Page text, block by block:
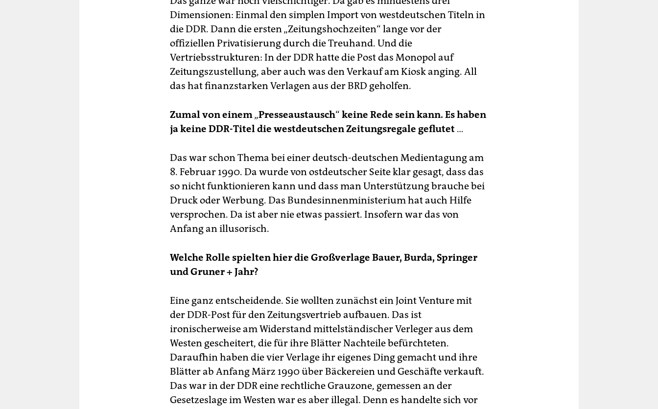
Dimensionen: Einmal den simplen Import von westdeutschen Titeln in
die DDR. Dann die ersten „Zeitungshochzeiten“ lange vor der
offiziellen Privatisierung durch die Treuhand. Und die
Vertriebsstrukturen: In der DDR hatte die Post das Monopol auf
Zeitungszustellung, aber auch was den Verkauf am Kiosk anging. All
das hat finanzstarken Verlagen aus der BRD geholfen.
Zumal von einem „Presseaustausch“ keine Rede sein kann. Es haben
ja keine DDR-Titel die westdeutschen Zeitungsregale geflutet …
Das war schon Thema bei einer deutsch-deutschen Medientagung am
8. Februar 1990. Da wurde von ostdeutscher Seite klar gesagt, dass das
so nicht funktionieren kann und dass man Unterstützung brauche bei
Druck oder Werbung. Das Bundesinnenministerium hat auch Hilfe
versprochen. Da ist aber nie etwas passiert. Insofern war das von
Anfang an illusorisch.
Welche Rolle spielten hier die Großverlage Bauer, Burda, Springer
und Gruner + Jahr?
Eine ganz entscheidende. Sie wollten zunächst ein Joint Venture mit
der DDR-Post für den Zeitungsvertrieb aufbauen. Das ist
ironischerweise am Widerstand mittelständischer Verleger aus dem
Westen gescheitert, die für ihre Blätter Nachteile befürchteten.
Daraufhin haben die vier Verlage ihr eigenes Ding gemacht und ihre
Blätter ab Anfang März 1990 über Bäckereien und Geschäfte verkauft.
Das war in der DDR eine rechtliche Grauzone, gemessen an der
Gesetzeslage im Westen war es aber illegal. Denn es handelte sich vor